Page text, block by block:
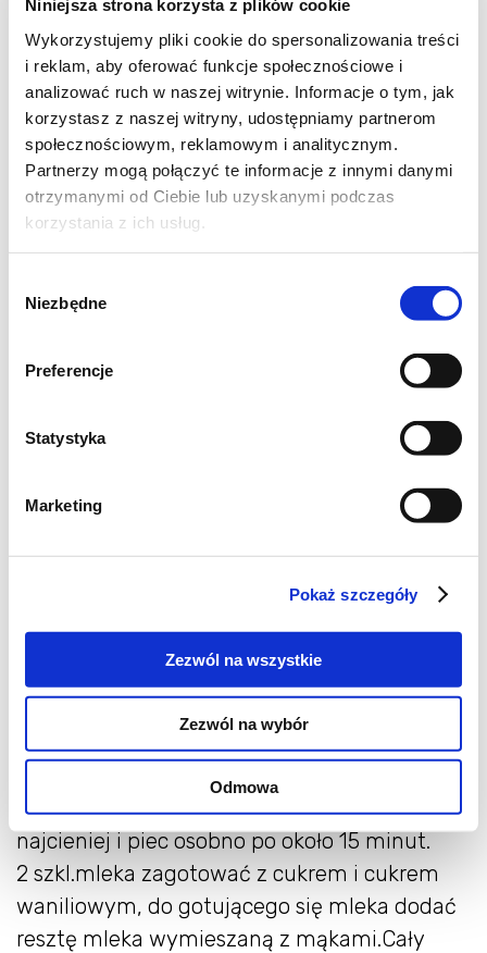
Niniejsza strona korzysta z plików cookie
Wykorzystujemy pliki cookie do spersonalizowania treści
i reklam, aby oferować funkcje społecznościowe i
analizować ruch w naszej witrynie. Informacje o tym, jak
korzystasz z naszej witryny, udostępniamy partnerom
społecznościowym, reklamowym i analitycznym.
Partnerzy mogą połączyć te informacje z innymi danymi
otrzymanymi od Ciebie lub uzyskanymi podczas
korzystania z ich usług.
zgody
Niezbędne
Preferencje
Statystyka
Marketing
Pokaż szczegóły
Zezwól na wszystkie
Zezwól na wybór
Odmowa
4 łyżki mleka
3/4 szkl cukru
4 łyżki miodu
2-3 łyżki kakao [dałam proszek z chleba
świętojańskiego]
1 1/2 łyżeczki sody
1 jajo
3/4 szkl cukru
3 łyżki mąki pszennej
0,5 łyżeczki proszku z chleba
zagotować i ostudzić.Następnie dodać
jajo,sodę i mąkę (zaczynając od 3 szkl, a
resztę mąki dodawać stopniowo,żeby wyszło
nie za gęste)i zagnieść ciasto.Podzielić na 4
lub5 części.Rozwałkować każdą część jak
najcieniej i piec osobno po około 15 minut.
2 szkl.mleka zagotować z cukrem i cukrem
waniliowym, do gotującego się mleka dodać
resztę mleka wymieszaną z mąkami.Cały